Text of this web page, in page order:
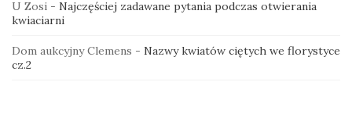
U Zosi - Najczęściej zadawane pytania podczas otwierania
kwiaciarni
Dom aukcyjny Clemens - Nazwy kwiatów ciętych we florystyce
cz.2